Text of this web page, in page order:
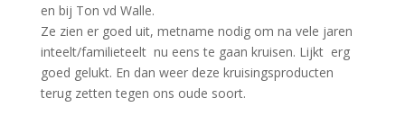
en bij Ton vd Walle.
Ze zien er goed uit, metname nodig om na vele jaren
inteelt/familieteelt nu eens te gaan kruisen. Lijkt erg
goed gelukt. En dan weer deze kruisingsproducten
terug zetten tegen ons oude soort.